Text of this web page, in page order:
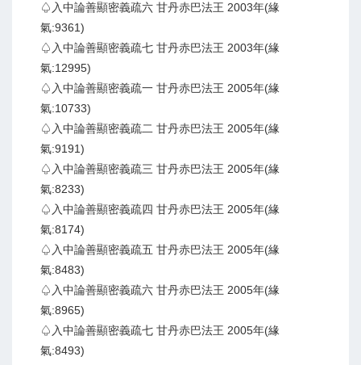
♤入中論善顯密義疏六 甘丹赤巴法王 2003年(緣
氣:9361)
♤入中論善顯密義疏七 甘丹赤巴法王 2003年(緣
氣:12995)
♤入中論善顯密義疏一 甘丹赤巴法王 2005年(緣
氣:10733)
♤入中論善顯密義疏二 甘丹赤巴法王 2005年(緣
氣:9191)
♤入中論善顯密義疏三 甘丹赤巴法王 2005年(緣
氣:8233)
♤入中論善顯密義疏四 甘丹赤巴法王 2005年(緣
氣:8174)
♤入中論善顯密義疏五 甘丹赤巴法王 2005年(緣
氣:8483)
♤入中論善顯密義疏六 甘丹赤巴法王 2005年(緣
氣:8965)
♤入中論善顯密義疏七 甘丹赤巴法王 2005年(緣
氣:8493)